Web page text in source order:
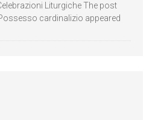
Liturgiche The post
cardinalizio appeared